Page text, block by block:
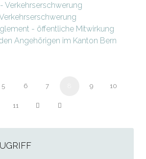
Verkehrserschwerung
- öffentliche Mitwirkung
Angehörigen im Kanton Bern
5 6 7 9 10
11